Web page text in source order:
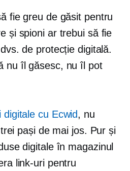
fie greu de găsit pentru
și spioni ar trebui să fie
de protecție digitală.
nu îl găsesc, nu îl pot
cu Ecwid, nu
pași de mai jos. Pur și
digitale în magazinul
link-uri pentru